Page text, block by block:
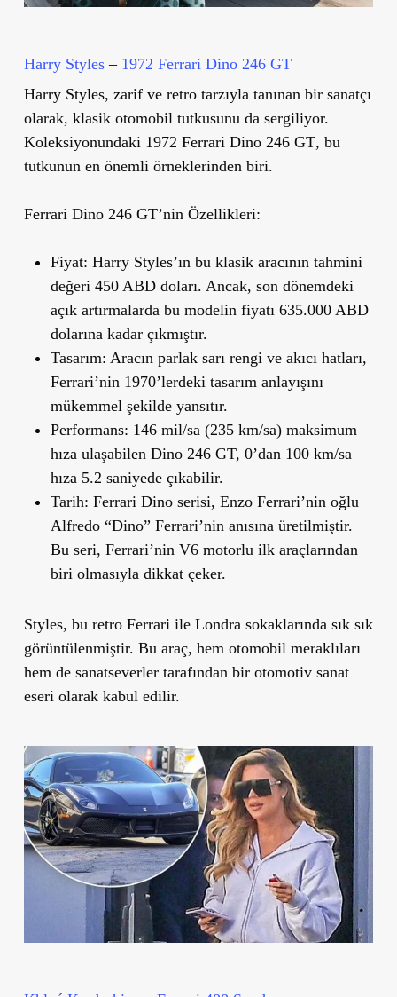
Harry Styles– 1972 Ferrari Dino 246 GT
Harry Styles, zarif ve retro tarzıyla tanınan bir sanatçı
olarak, klasik otomobil tutkusunu da sergiliyor.
Koleksiyonundaki 1972 Ferrari Dino 246 GT, bu
tutkunun en önemli örneklerinden biri.
Ferrari Dino 246 GT’nin Özellikleri:
Fiyat: Harry Styles’ın bu klasik aracının tahmini
değeri 450 ABD doları. Ancak, son dönemdeki
açık artırmalarda bu modelin fiyatı 635.000 ABD
dolarına kadar çıkmıştır.
Tasarım: Aracın parlak sarı rengi ve akıcı hatları,
Ferrari’nin 1970’lerdeki tasarım anlayışını
mükemmel şekilde yansıtır.
Performans: 146 mil/sa (235 km/sa) maksimum
hıza ulaşabilen Dino 246 GT, 0’dan 100 km/sa
hıza 5.2 saniyede çıkabilir.
Tarih: Ferrari Dino serisi, Enzo Ferrari’nin oğlu
Alfredo “Dino” Ferrari’nin anısına üretilmiştir.
Bu seri, Ferrari’nin V6 motorlu ilk araçlarından
biri olmasıyla dikkat çeker.
Styles, bu retro Ferrari ile Londra sokaklarında sık sık
görüntülenmiştir. Bu araç, hem otomobil meraklıları
hem de sanatseverler tarafından bir otomotiv sanat
eseri olarak kabul edilir.